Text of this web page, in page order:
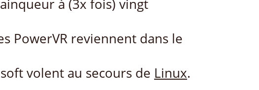
à (3x fois) vingt
PowerVR reviennent dans le
volent au secours de Linux.